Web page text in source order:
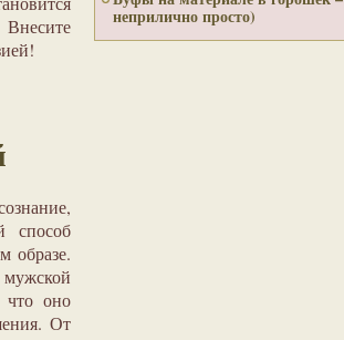
способ
образе.
что оно
От
неприлично просто)